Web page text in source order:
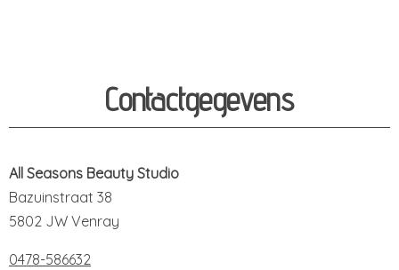
Contactgegevens
All Seasons Beauty Studio
Bazuinstraat 38
5802 JW Venray
0478-586632